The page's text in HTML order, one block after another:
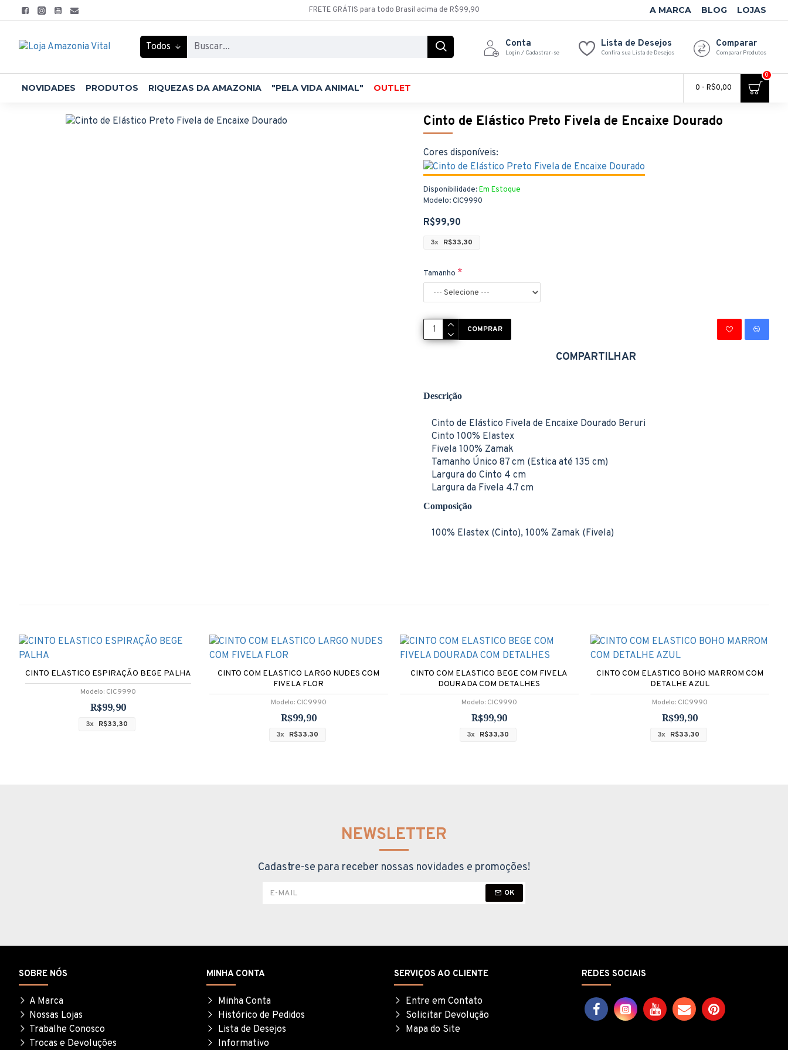
FRETE GRÁTIS para todo Brasil acima de R$99,90 A MARCA BLOG LOJAS
Todos Conta
Login / Cadastrar-se
Lista de Desejos
Confira sua Lista de Desejos
Comparar
Comparar Produtos
NOVIDADES PRODUTOS RIQUEZAS DA AMAZONIA "PELA VIDA ANIMAL" OUTLET 0 - R$0,00
0
Cinto de Elástico Preto Fivela de Encaixe Dourado
Disponibilidade:Em Estoque
Modelo:CIC9990
R$99,90
3x R$33,30
Cores disponíveis:
Tamanho
COMPRAR
COMPARTILHAR
Descrição
Cinto de Elástico Fivela de Encaixe Dourado Beruri
Cinto 100% Elastex
Fivela 100% Zamak
Tamanho Único 87 cm (Estica até 135 cm)
Largura do Cinto 4 cm
Largura da Fivela 4.7 cm
Composição
100% Elastex (Cinto), 100% Zamak (Fivela)
Modelo: CIC9990
CINTO ELASTICO ESPIRAÇÃO BEGE PALHA
R$99,90
3x R$33,30
Modelo: CIC9990
CINTO COM ELASTICO LARGO NUDES COM
FIVELA FLOR
R$99,90
3x R$33,30
Modelo: CIC9990
CINTO COM ELASTICO BEGE COM FIVELA
DOURADA COM DETALHES
R$99,90
3x R$33,30
Modelo: CIC9990
CINTO COM ELASTICO BOHO MARROM COM
DETALHE AZUL
R$99,90
3x R$33,30
NEWSLETTER
Cadastre-se para receber nossas novidades e promoções!
OK
SOBRE NÓS
A Marca
Nossas Lojas
Trabalhe Conosco
Trocas e Devoluções
MINHA CONTA
Minha Conta
Histórico de Pedidos
Lista de Desejos
Informativo
SERVIÇOS AO CLIENTE
Entre em Contato
Solicitar Devolução
Mapa do Site
REDES SOCIAIS